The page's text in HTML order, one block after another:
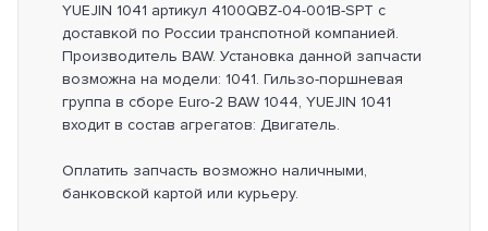
YUEJIN 1041 артикул 4100QBZ-04-001B-SPT с
доставкой по России транспотной компанией.
Производитель BAW. Установка данной запчасти
возможна на модели: 1041. Гильзо-поршневая
группа в сборе Euro-2 BAW 1044, YUEJIN 1041
входит в состав агрегатов: Двигатель.
Оплатить запчасть возможно наличными,
банковской картой или курьеру.